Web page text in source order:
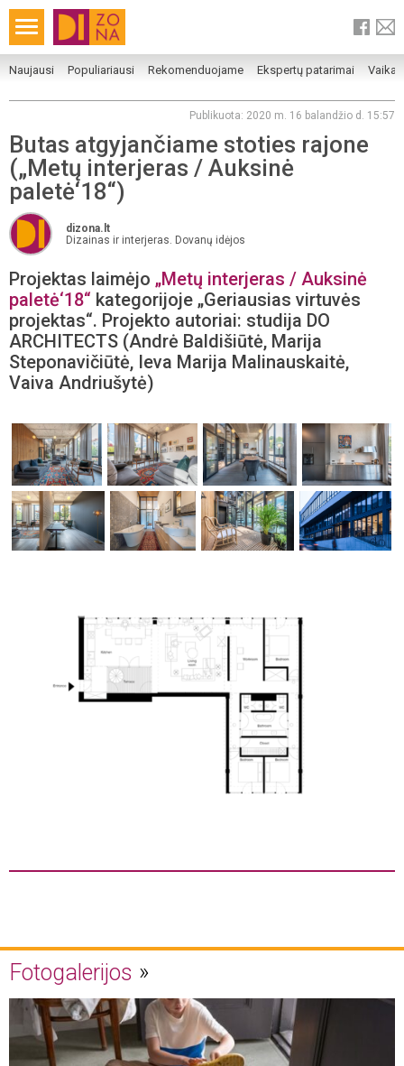
Naujausi Populiariausi Rekomenduojame Ekspertų patarimai
Publikuota: 2020 m. 16 balandžio d. 15:57
Butas atgyjančiame stoties rajone
(„Metų interjeras / Auksinė
paletė‘18“)
dizona.lt
Dizainas ir interjeras. Dovanų idėjos
Projektas laimėjo „Metų interjeras / Auksinė
paletė‘18“ kategorijoje „Geriausias virtuvės
projektas“. Projekto autoriai: studija DO
ARCHITECTS (Andrė Baldišiūtė, Marija
Steponavičiūtė, Ieva Marija Malinauskaitė,
Vaiva Andriušytė)
Fotogalerijos